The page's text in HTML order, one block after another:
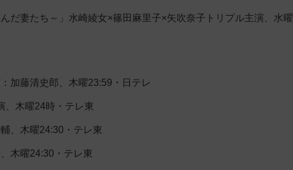
だ妻たち～」水崎綾女×篠田麻里子×矢吹奈子トリプル主演、水曜
加藤清史郎、木曜23:59・日テレ
、木曜24時・テレ東
、木曜24:30・テレ東
木曜24:30・テレ東